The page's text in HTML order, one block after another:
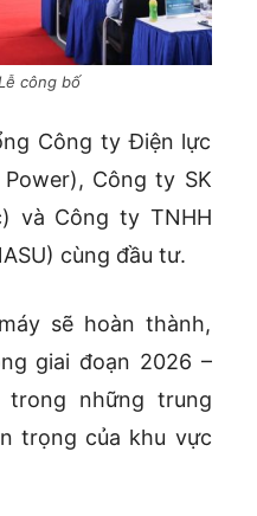
công bố
Công ty Điện lực
Công ty SK
và Công ty TNHH
cùng đầu tư.
sẽ hoàn thành,
giai đoạn 2026 –
những trung
trọng của khu vực